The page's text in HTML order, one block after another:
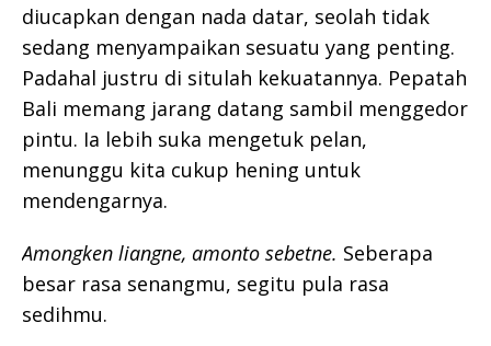
diucapkan dengan nada datar, seolah tidak
sedang menyampaikan sesuatu yang penting.
Padahal justru di situlah kekuatannya. Pepatah
Bali memang jarang datang sambil menggedor
pintu. Ia lebih suka mengetuk pelan,
menunggu kita cukup hening untuk
mendengarnya.
Amongken liangne, amonto sebetne. Seberapa
besar rasa senangmu, segitu pula rasa
sedihmu.